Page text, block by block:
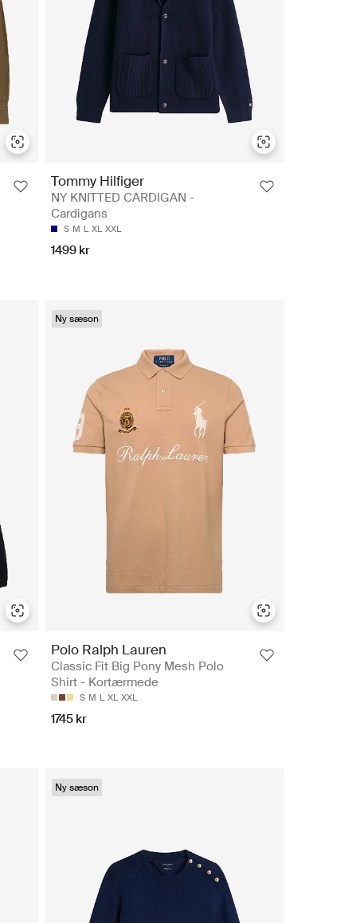
Tommy Hilfiger
NY KNITTED CARDIGAN -
Cardigans
S M L XL XXL
1499 kr
Ny sæson
Polo Ralph Lauren
Classic Fit Big Pony Mesh Polo
Shirt - Kortærmede
S M L XL XXL
1745 kr
Ny sæson